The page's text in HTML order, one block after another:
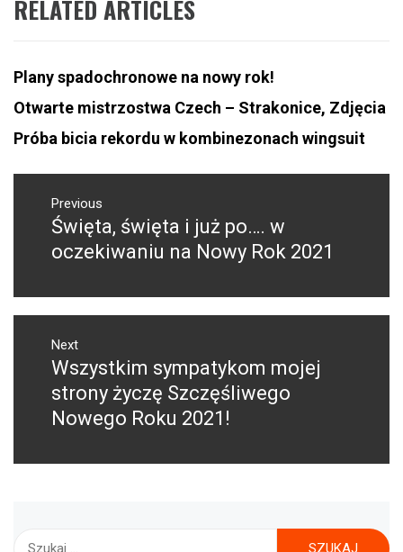
RELATED ARTICLES
Plany spadochronowe na nowy rok!
Otwarte mistrzostwa Czech – Strakonice, Zdjęcia
Próba bicia rekordu w kombinezonach wingsuit
NAWIGACJA
WPISUPrevious
Previous
post:
Święta, święta i już po…. w
oczekiwaniu na Nowy Rok 2021
Next
Next
post:
Wszystkim sympatykom mojej
strony życzę Szczęśliwego
Nowego Roku 2021!